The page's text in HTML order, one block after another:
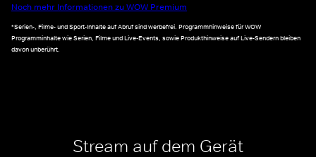
Noch mehr Informationen zu WOW Premium
*Serien-, Filme- und Sport-Inhalte auf Abruf sind werbefrei. Programmhinweise für WOW
Programminhalte wie Serien, Filme und Live-Events, sowie Produkthinweise auf Live-Sendern bleiben
davon unberührt.
Stream auf dem Gerät